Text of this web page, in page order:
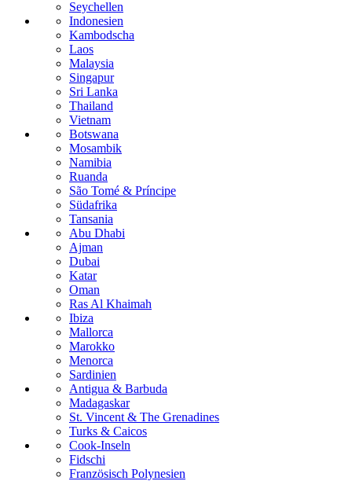
Seychellen
Indonesien
Kambodscha
Laos
Malaysia
Singapur
Sri Lanka
Thailand
Vietnam
Botswana
Mosambik
Namibia
Ruanda
São Tomé & Príncipe
Südafrika
Tansania
Abu Dhabi
Ajman
Dubai
Katar
Oman
Ras Al Khaimah
Ibiza
Mallorca
Marokko
Menorca
Sardinien
Antigua & Barbuda
Madagaskar
St. Vincent & The Grenadines
Turks & Caicos
Cook-Inseln
Fidschi
Französisch Polynesien